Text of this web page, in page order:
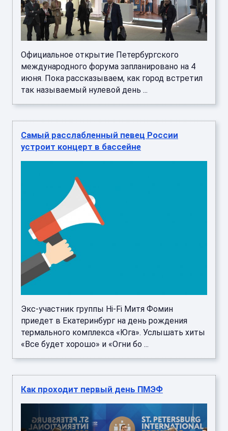
Официальное открытие Петербургского
международного форума запланировано на 4
июня. Пока рассказываем, как город встретил
так называемый нулевой день ...
Самый расслабленный певец России
устроит концерт в бассейне
Экс-участник группы Hi-Fi Митя Фомин
приедет в Екатеринбург на день рождения
термального комплекса «Юга». Услышать хиты
«Все будет хорошо» и «Огни бо ...
Как проходит первый день ПМЭФ